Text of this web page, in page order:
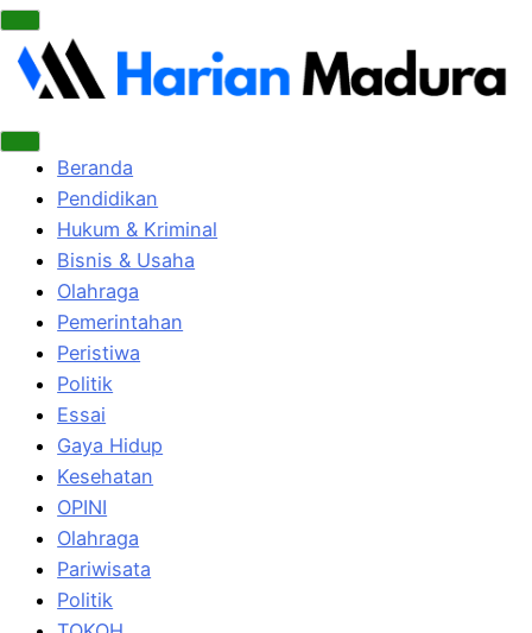
Beranda
Pendidikan
Hukum & Kriminal
Bisnis & Usaha
Olahraga
Pemerintahan
Peristiwa
Politik
Essai
Gaya Hidup
Kesehatan
OPINI
Olahraga
Pariwisata
Politik